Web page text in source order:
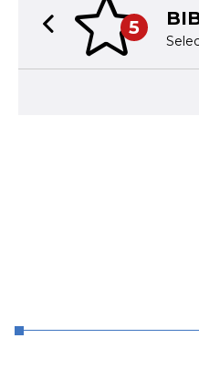
5
Previous slide